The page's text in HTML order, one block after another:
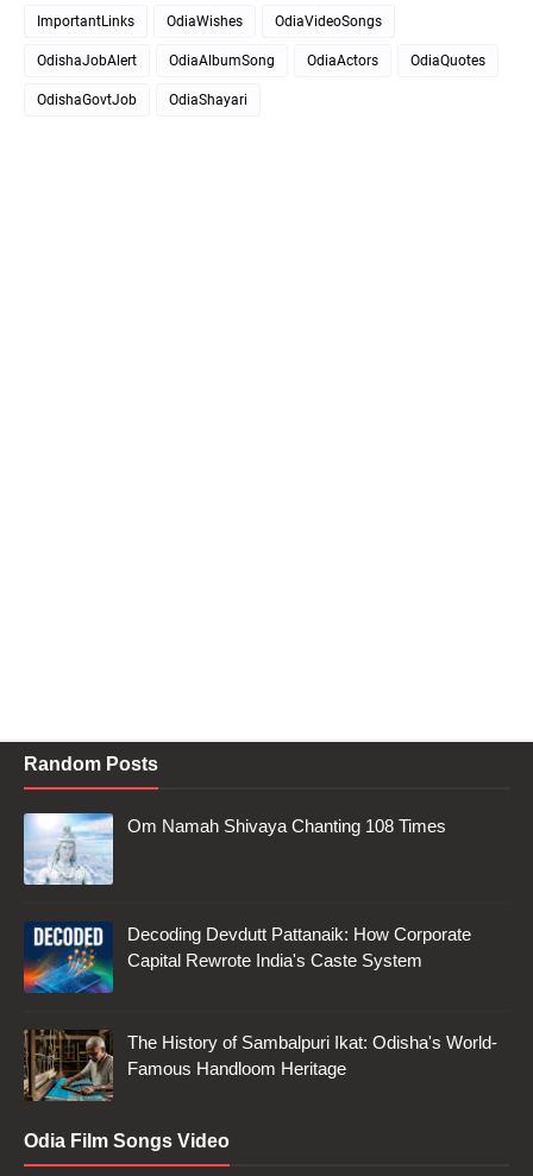
ImportantLinks OdiaWishes OdiaVideoSongs
OdishaJobAlert OdiaAlbumSong OdiaActors OdiaQuotes
OdishaGovtJob OdiaShayari
Random Posts
Om Namah Shivaya Chanting 108 Times
Decoding Devdutt Pattanaik: How Corporate
Capital Rewrote India's Caste System
The History of Sambalpuri Ikat: Odisha's World-
Famous Handloom Heritage
Odia Film Songs Video